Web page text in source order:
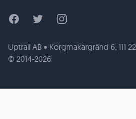
FacebookTwitter Instagram
Uptrail AB • Korgmakargränd 6, 111
© 2014-2026